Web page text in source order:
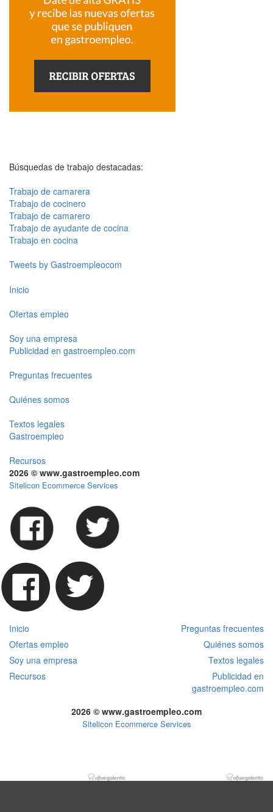
Búsquedas de trabajo destacadas:
Trabajo de camarera
Trabajo de cocinero
Trabajo de camarero
Trabajo de ayudante de cocina
Trabajo en cocina
Tweets by Gastroempleocom
Inicio
Ofertas empleo
Soy una empresa
Publicidad en gastroempleo.com
Preguntas frecuentes
Quiénes somos
Textos legales
Gastroempleo
Recursos
2026 © www.gastroempleo.com
Sitelicon Ecommerce Services
Inicio
Preguntas frecuentes
Ofertas empleo
Quiénes somos
Soy una empresa
Textos legales
Recursos
Publicidad en
gastroempleo.com
2026 © www.gastroempleo.com
Sitelicon Ecommerce Services